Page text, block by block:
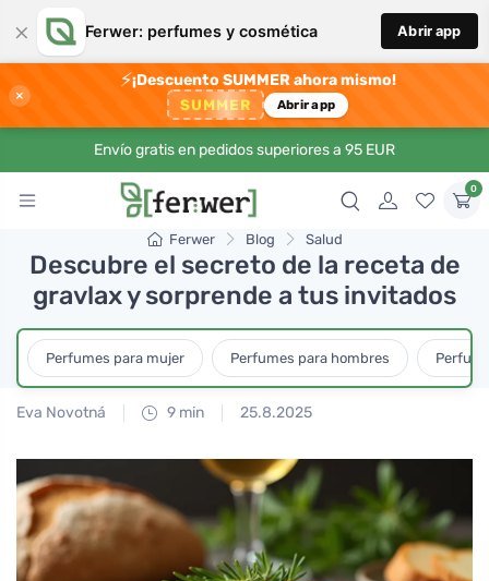
× Ferwer: perfumes y cosmética Abrir app
×
⚡¡Descuento SUMMER ahora mismo!
SUMMER Abrir app
Envío gratis en pedidos superiores a 95 EUR
0
Ferwer Blog Salud
Descubre el secreto de la receta de
gravlax y sorprende a tus invitados
Perfumes para mujer Perfumes para hombres
Eva Novotná 9 min 25.8.2025